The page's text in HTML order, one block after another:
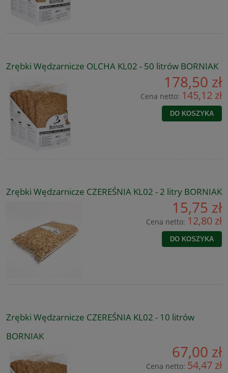
Zrębki Wędzarnicze OLCHA KL02 - 50 litrów BORNIAK
178,50 zł
Cena netto: 145,12 zł
DO KOSZYKA
Zrębki Wędzarnicze CZEREŚNIA KL02 - 2 litry BORNIAK
15,75 zł
Cena netto: 12,80 zł
DO KOSZYKA
Zrębki Wędzarnicze CZEREŚNIA KL02 - 10 litrów
BORNIAK
67,00 zł
Cena netto: 54,47 zł